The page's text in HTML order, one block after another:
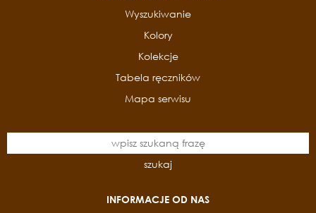
Wyszukiwanie
Kolory
Kolekcje
Tabela ręczników
Mapa serwisu
szukaj
INFORMACJE OD NAS